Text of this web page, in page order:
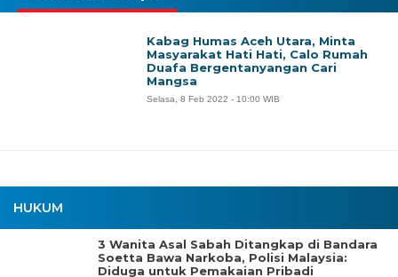
HUKUM
3 Wanita Asal Sabah Ditangkap di Bandara
Soetta Bawa Narkoba, Polisi Malaysia:
Diduga untuk Pemakaian Pribadi
Kabag Humas Aceh Utara, Minta
Masyarakat Hati Hati, Calo Rumah
Duafa Bergentanyangan Cari
Mangsa
Selasa, 8 Feb 2022 - 10:00 WIB